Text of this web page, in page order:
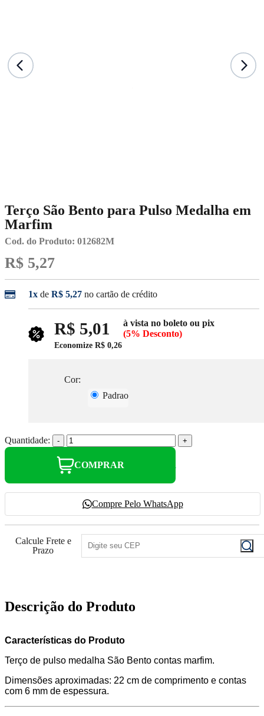
Terço São Bento para Pulso Medalha em
Marfim
Cod. do Produto: 012682M
R$ 5,27
1x de R$ 5,27 no cartão de crédito
R$ 5,01
à vista no boleto ou pix
(5% Desconto)
Economize R$ 0,26
Cor:
Padrao
Quantidade: - +
COMPRAR
Compre Pelo WhatsApp
Calcule Frete e
Prazo
Descrição do Produto
Características do Produto
Terço de pulso medalha São Bento contas marfim.
Dimensões aproximadas: 22 cm de comprimento e contas
com 6 mm de espessura.